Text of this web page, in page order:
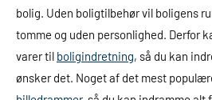
bolig. Uden boligtilbehør vil boligens
tomme og uden personlighed. Derfor
varer til boligindretning, så du kan
ønsker det. Noget af det mest